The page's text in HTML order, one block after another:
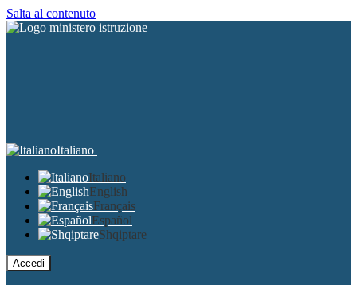
Salta al contenuto
Italiano
Italiano
English
Français
Español
Shqiptare
Accedi